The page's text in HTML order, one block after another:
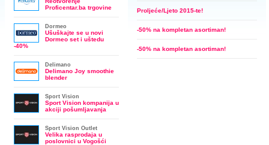
Proficentar.ba trgovine
Dormeo
Ušuškajte se u novi
Dormeo set i uštedu
-40%
Delimano
Delimano Joy smoothie
blender
Sport Vision
Sport Vision kompanija u
akciji pošumljavanja
Sport Vision Outlet
Velika rasprodaja u
poslovnici u Vogošći
Proljeće/Ljeto 2015-te!
-50% na kompletan asortiman!
-50% na kompletan asortiman!